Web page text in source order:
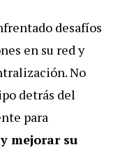
desafíos
en su red y
No
detrás del
para
mejorar su